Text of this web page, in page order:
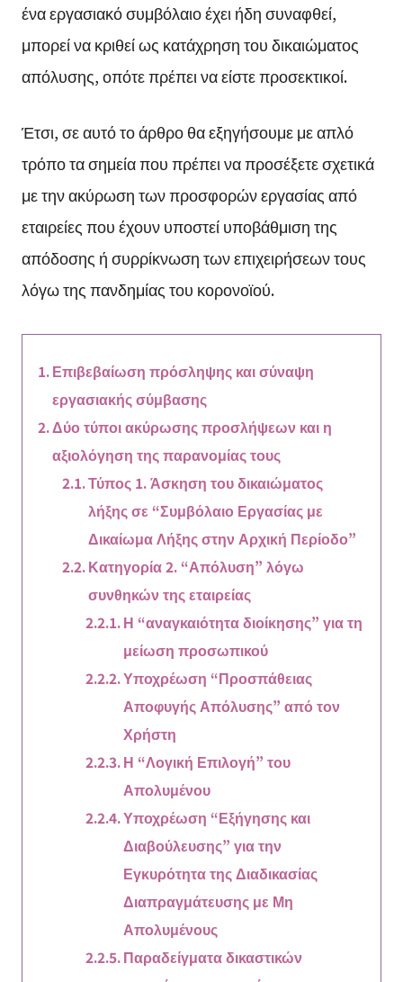
ένα εργασιακό συμβόλαιο έχει ήδη συναφθεί,
μπορεί να κριθεί ως κατάχρηση του δικαιώματος
απόλυσης, οπότε πρέπει να είστε προσεκτικοί.
Έτσι, σε αυτό το άρθρο θα εξηγήσουμε με απλό
τρόπο τα σημεία που πρέπει να προσέξετε σχετικά
με την ακύρωση των προσφορών εργασίας από
εταιρείες που έχουν υποστεί υποβάθμιση της
απόδοσης ή συρρίκνωση των επιχειρήσεων τους
λόγω της πανδημίας του κορονοϊού.
Επιβεβαίωση πρόσληψης και σύναψη
εργασιακής σύμβασης
Δύο τύποι ακύρωσης προσλήψεων και η
αξιολόγηση της παρανομίας τους
Τύπος 1. Άσκηση του δικαιώματος
λήξης σε “Συμβόλαιο Εργασίας με
Δικαίωμα Λήξης στην Αρχική Περίοδο”
Κατηγορία 2. “Απόλυση” λόγω
συνθηκών της εταιρείας
Η “αναγκαιότητα διοίκησης” για τη
μείωση προσωπικού
Υποχρέωση “Προσπάθειας
Αποφυγής Απόλυσης” από τον
Χρήστη
Η “Λογική Επιλογή” του
Απολυμένου
Υποχρέωση “Εξήγησης και
Διαβούλευσης” για την
Εγκυρότητα της Διαδικασίας
Διαπραγμάτευσης με Μη
Απολυμένους
Παραδείγματα δικαστικών